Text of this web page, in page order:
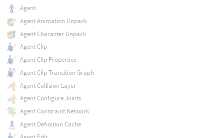
Agent
Agent Animation Unpack
Agent Character Unpack
Agent Clip
Agent Clip Properties
Agent Clip Transition Graph
Agent Collision Layer
Agent Configure Joints
Agent Constraint Network
Agent Definition Cache